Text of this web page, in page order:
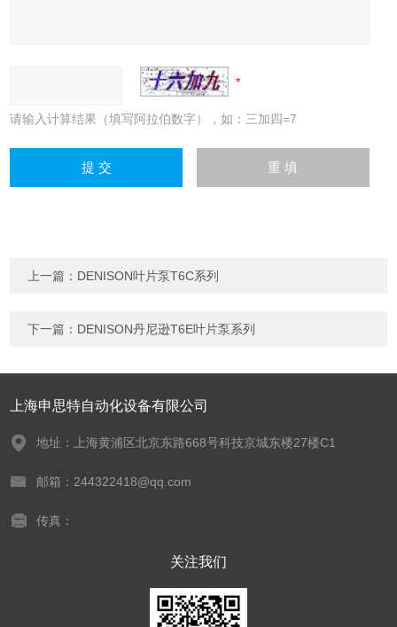
请输入计算结果（填写阿拉伯数字），如：三加四=7
上一篇： DENISON叶片泵T6C系列
下一篇： DENISON丹尼逊T6E叶片泵系列
上海申思特自动化设备有限公司
地址：上海黄浦区北京东路668号科技京城东楼27楼C1
邮箱：244322418@qq.com
传真：
关注我们